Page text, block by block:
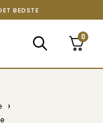
BEDSTE
0
›